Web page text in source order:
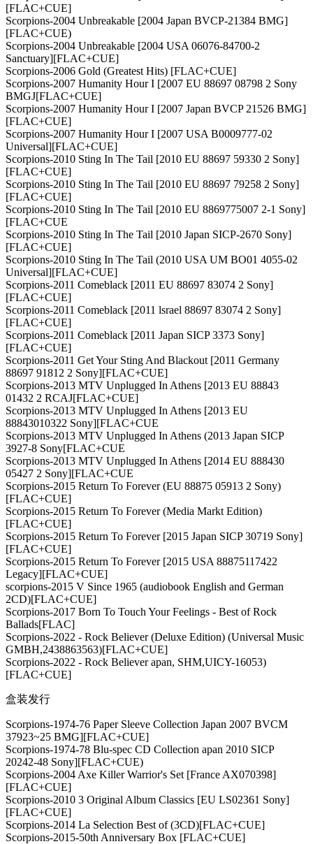
[FLAC+CUE]
Scorpions-2004 Unbreakable [2004 Japan BVCP-21384 BMG]
[FLAC+CUE)
Scorpions-2004 Unbreakable [2004 USA 06076-84700-2
Sanctuary][FLAC+CUE]
Scorpions-2006 Gold (Greatest Hits) [FLAC+CUE]
Scorpions-2007 Humanity Hour I [2007 EU 88697 08798 2 Sony
BMGJ[FLAC+CUE]
Scorpions-2007 Humanity Hour I [2007 Japan BVCP 21526 BMG]
[FLAC+CUE]
Scorpions-2007 Humanity Hour I [2007 USA B0009777-02
Universal][FLAC+CUE]
Scorpions-2010 Sting In The Tail [2010 EU 88697 59330 2 Sony]
[FLAC+CUE]
Scorpions-2010 Sting In The Tail [2010 EU 88697 79258 2 Sony]
[FLAC+CUE]
Scorpions-2010 Sting In The Tail [2010 EU 8869775007 2-1 Sony]
[FLAC+CUE
Scorpions-2010 Sting In The Tail [2010 Japan SICP-2670 Sony]
[FLAC+CUE]
Scorpions-2010 Sting In The Tail (2010 USA UM BO01 4055-02
Universal][FLAC+CUE]
Scorpions-2011 Comeblack [2011 EU 88697 83074 2 Sony]
[FLAC+CUE]
Scorpions-2011 Comeblack [2011 lsrael 88697 83074 2 Sony]
[FLAC+CUE]
Scorpions-2011 Comeblack [2011 Japan SICP 3373 Sony]
[FLAC+CUE]
Scorpions-2011 Get Your Sting And Blackout [2011 Germany
88697 91812 2 Sony][FLAC+CUE]
Scorpions-2013 MTV Unplugged In Athens [2013 EU 88843
01432 2 RCAJ[FLAC+CUE]
Scorpions-2013 MTV Unplugged In Athens [2013 EU
88843010322 Sony][FLAC+CUE
Scorpions-2013 MTV Unplugged In Athens (2013 Japan SICP
3927-8 Sony[FLAC+CUE
Scorpions-2013 MTV Unplugged In Athens [2014 EU 888430
05427 2 Sony][FLAC+CUE
Scorpions-2015 Return To Forever (EU 88875 05913 2 Sony)
[FLAC+CUE]
Scorpions-2015 Return To Forever (Media Markt Edition)
[FLAC+CUE]
Scorpions-2015 Return To Forever [2015 Japan SICP 30719 Sony]
[FLAC+CUE]
Scorpions-2015 Return To Forever [2015 USA 88875117422
Legacy][FLAC+CUE]
scorpions-2015 V Since 1965 (audiobook English and German
2CD)[FLAC+CUE]
Scorpions-2017 Born To Touch Your Feelings - Best of Rock
Ballads[FLAC]
Scorpions-2022 - Rock Believer (Deluxe Edition) (Universal Music
GMBH,2438863563)[FLAC+CUE]
Scorpions-2022 - Rock Believer apan, SHM,UICY-16053)
[FLAC+CUE]
盒装发行
Scorpions-1974-76 Paper Sleeve Collection Japan 2007 BVCM
37923~25 BMG][FLAC+CUE]
Scorpions-1974-78 Blu-spec CD Collection apan 2010 SICP
20242-48 Sony][FLAC+CUE)
Scorpions-2004 Axe Killer Warrior's Set [France AX070398]
[FLAC+CUE]
Scorpions-2010 3 Original Album Classics [EU LS02361 Sony]
[FLAC+CUE]
Scorpions-2014 La Selection Best of (3CD)[FLAC+CUE]
Scorpions-2015-50th Anniversary Box [FLAC+CUE]